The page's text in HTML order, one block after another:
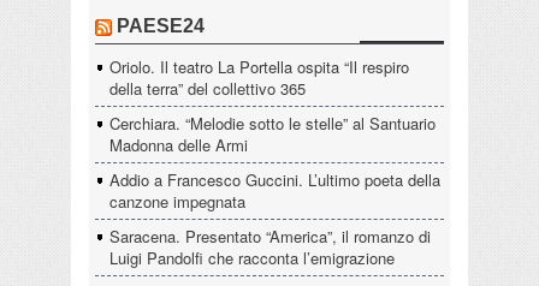
PAESE24
Oriolo. Il teatro La Portella ospita “Il respiro
della terra” del collettivo 365
Cerchiara. “Melodie sotto le stelle” al Santuario
Madonna delle Armi
Addio a Francesco Guccini. L’ultimo poeta della
canzone impegnata
Saracena. Presentato “America”, il romanzo di
Luigi Pandolfi che racconta l’emigrazione